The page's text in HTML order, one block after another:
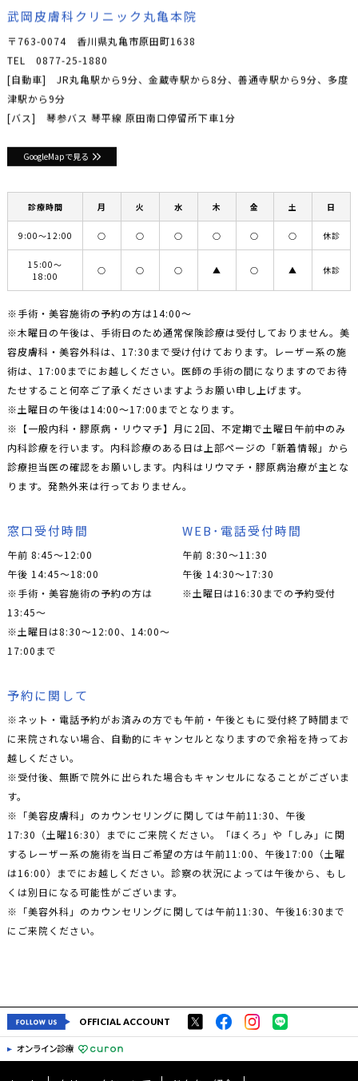
武岡皮膚科クリニック丸亀本院
〒763-0074 香川県丸亀市原田町1638
TEL 0877-25-1880
[自動車] JR丸亀駅から9分、金蔵寺駅から8分、善通寺駅から9分、多度
津駅から9分
[バス] 琴参バス 琴平線 原田南口停留所下車1分
GoogleMapで見る
診療時間 月 火 水 木 金 土 日
9:00〜12:00 ○ ○ ○ ○ ○ ○ 休診
15:00〜
18:00
○ ○ ○ ▲ ○ ▲ 休診
※手術・美容施術の予約の方は14:00〜
※木曜日の午後は、手術日のため通常保険診療は受付しておりません。美
容皮膚科・美容外科は、17:30まで受け付けております。レーザー系の施
術は、17:00までにお越しください。医師の手術の間になりますのでお待
たせすること何卒ご了承くださいますようお願い申し上げます。
※土曜日の午後は14:00〜17:00までとなります。
※【一般内科・膠原病・リウマチ】月に2回、不定期で土曜日午前中のみ
内科診療を行います。内科診療のある日は上部ページの「新着情報」から
診療担当医の確認をお願いします。内科はリウマチ・膠原病治療が主とな
ります。発熱外来は行っておりません。
窓口受付時間
午前 8:45～12:00
午後 14:45～18:00
※手術・美容施術の予約の方は
13:45〜
※土曜日は8:30〜12:00、14:00〜
17:00まで
WEB･電話受付時間
午前 8:30～11:30
午後 14:30～17:30
※土曜日は16:30までの予約受付
予約に関して
※ネット・電話予約がお済みの方でも午前・午後ともに受付終了時間まで
に来院されない場合、自動的にキャンセルとなりますので余裕を持ってお
越しください。
※受付後、無断で院外に出られた場合もキャンセルになることがございま
す。
※「美容皮膚科」のカウンセリングに関しては午前11:30、午後
17:30（土曜16:30）までにご来院ください。「ほくろ」や「しみ」に関
するレーザー系の施術を当日ご希望の方は午前11:00、午後17:00（土曜
は16:00）までにお越しください。診察の状況によっては午後から、もし
くは別日になる可能性がございます。
※「美容外科」のカウンセリングに関しては午前11:30、午後16:30まで
にご来院ください。
OFFICIAL ACCOUNT